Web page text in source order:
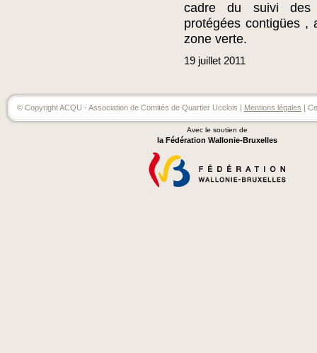
cadre du suivi des
protégées contigües ,
zone verte.
19 juillet 2011
© Copyright ACQU - Association de Comités de Quartier Ucclois | Mentions légales |
Avec le soutien de
la Fédération Wallonie-Bruxelles